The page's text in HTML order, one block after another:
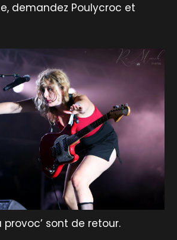
demandez Poulycroc et
provoc’ sont de retour.